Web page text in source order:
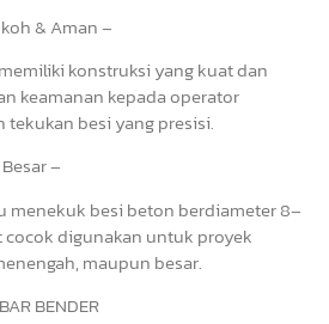
& Aman –
konstruksi yang kuat dan
keamanan kepada operator
tekukan besi yang presisi.
–
menekuk besi beton berdiameter 8–
cocok digunakan untuk proyek
maupun besar.
BENDER